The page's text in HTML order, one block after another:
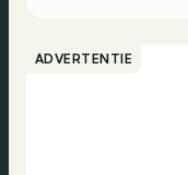
ADVERTENTIE